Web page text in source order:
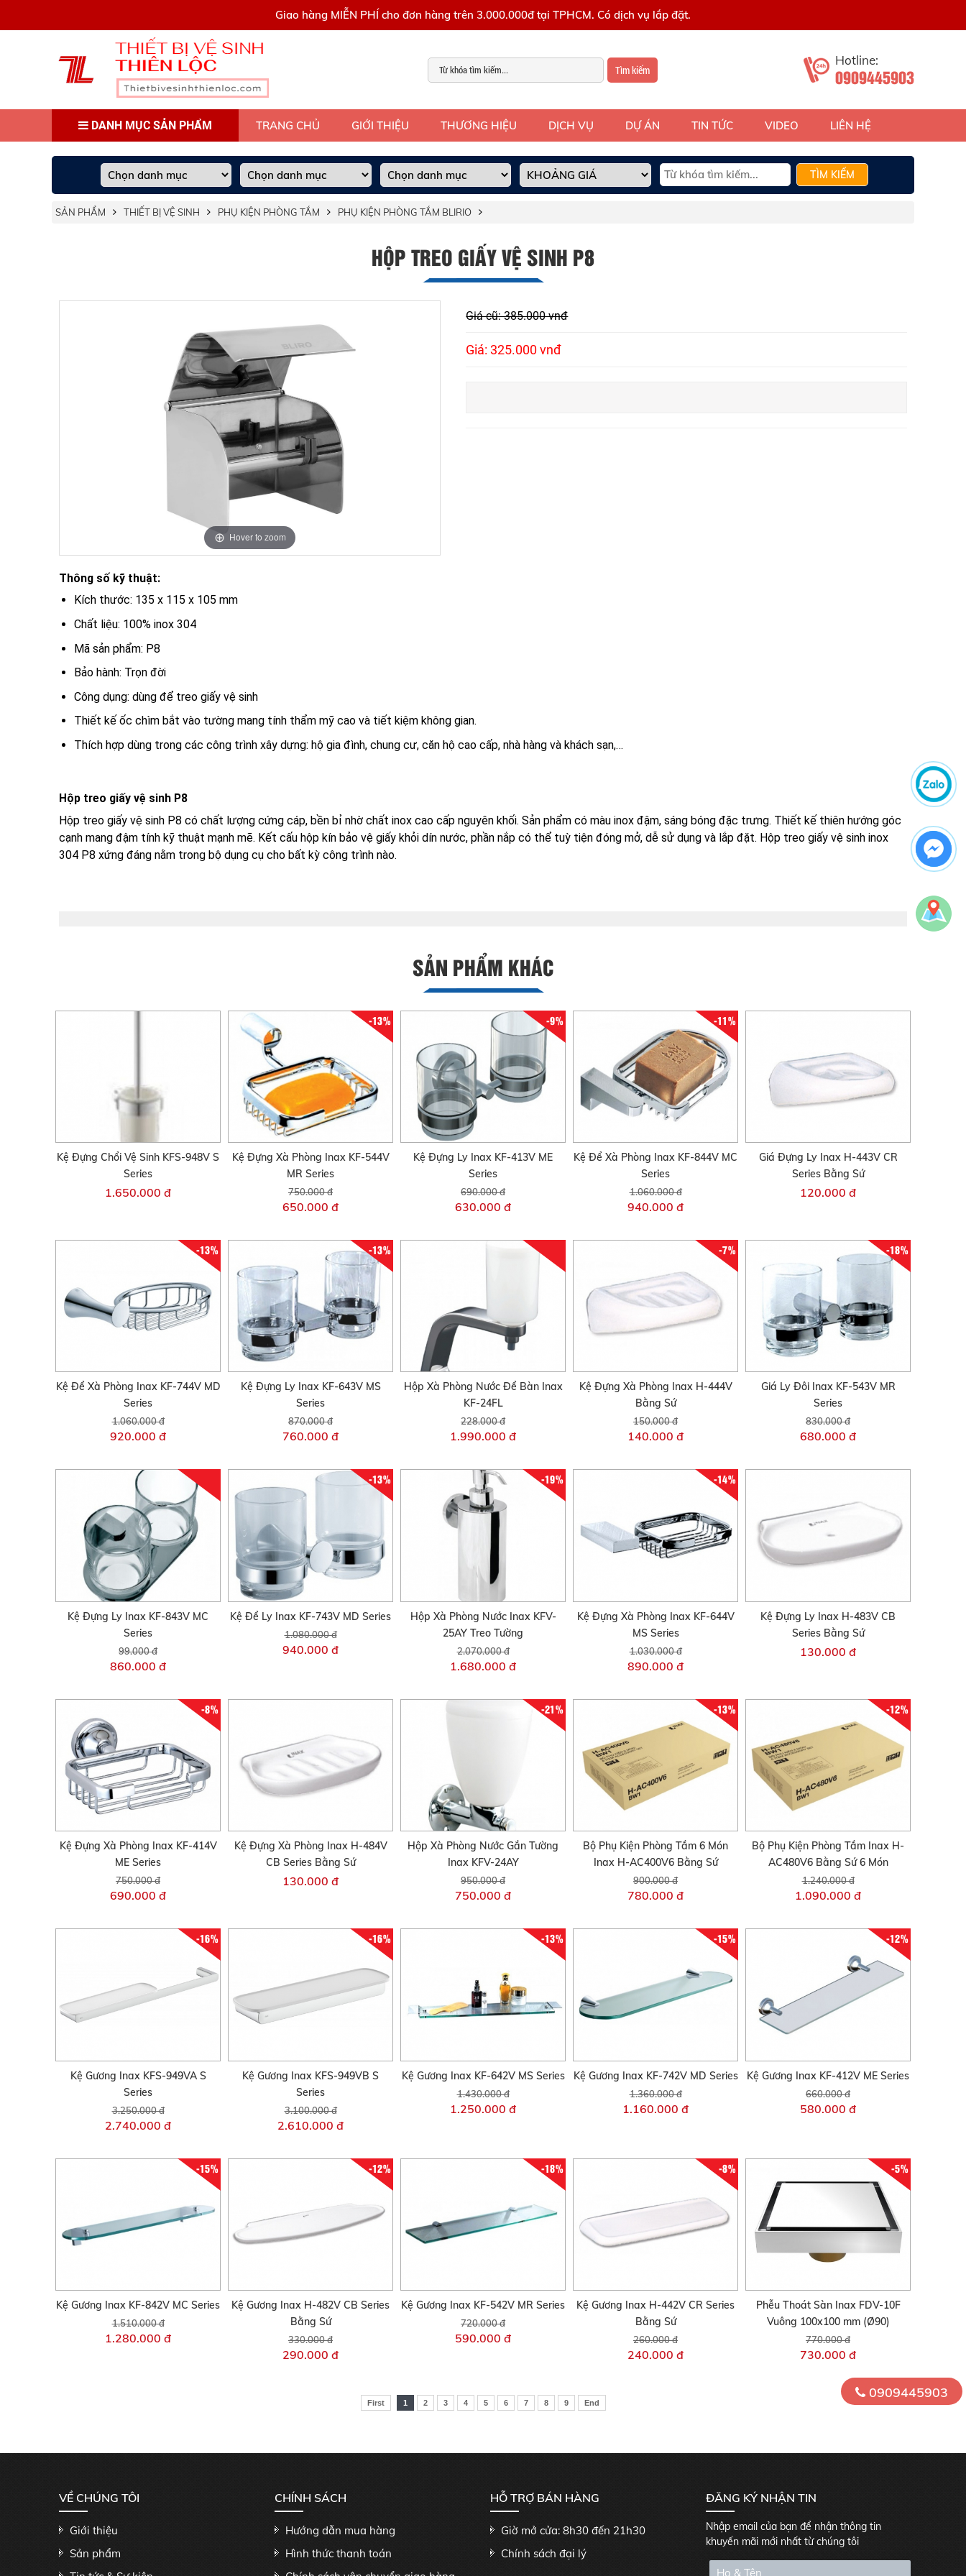
Giao hàng MIỄN PHÍ cho đơn hàng trên 3.000.000đ tại TPHCM. Có dịch vụ lắp đặt.
Tìm kiếm
Hotline:
0909445903
DANH MỤC SẢN PHẨM TRANG CHỦ GIỚI THIỆU THƯƠNG HIỆU DỊCH VỤ DỰ ÁN TIN TỨC VIDEO LIÊN HỆ
TÌM KIẾM
SẢN PHẨM THIẾT BỊ VỆ SINH PHỤ KIỆN PHÒNG TẮM PHỤ KIỆN PHÒNG TẮM BLIRIO
HỘP TREO GIẤY VỆ SINH P8
Hover to zoom
Giá cũ: 385.000 vnđ
Giá: 325.000 vnđ
Thông số kỹ thuật:
Kích thước: 135 x 115 x 105 mm
Chất liệu: 100% inox 304
Mã sản phẩm: P8
Bảo hành: Trọn đời
Công dụng: dùng để treo giấy vệ sinh
Thiết kế ốc chìm bắt vào tường mang tính thẩm mỹ cao và tiết kiệm không gian.
Thích hợp dùng trong các công trình xây dựng: hộ gia đình, chung cư, căn hộ cao cấp, nhà hàng và khách sạn,…
Hộp treo giấy vệ sinh P8
Hộp treo giấy vệ sinh P8 có chất lượng cứng cáp, bền bỉ nhờ chất inox cao cấp nguyên khối. Sản phẩm có màu inox đậm, sáng bóng đặc trưng. Thiết kế thiên hướng góc
cạnh mang đậm tính kỹ thuật mạnh mẽ. Kết cấu hộp kín bảo vệ giấy khỏi dín nước, phần nắp có thể tuỳ tiện đóng mở, dễ sử dụng và lắp đặt. Hộp treo giấy vệ sinh inox
304 P8 xứng đáng nằm trong bộ dụng cụ cho bất kỳ công trình nào.
SẢN PHẨM KHÁC
Kệ Đựng Chổi Vệ Sinh KFS-948V S
Series
1.650.000 đ
-13%
Kệ Đựng Xà Phòng Inax KF-544V
MR Series
750.000 đ
650.000 đ
-9%
Kệ Đựng Ly Inax KF-413V ME
Series
690.000 đ
630.000 đ
-11%
Kệ Để Xà Phòng Inax KF-844V MC
Series
1.060.000 đ
940.000 đ
Giá Đựng Ly Inax H-443V CR
Series Bằng Sứ
120.000 đ
-13%
Kệ Để Xà Phòng Inax KF-744V MD
Series
1.060.000 đ
920.000 đ
-13%
Kệ Đựng Ly Inax KF-643V MS
Series
870.000 đ
760.000 đ
Hộp Xà Phòng Nước Để Bàn Inax
KF-24FL
228.000 đ
1.990.000 đ
-7%
Kệ Đựng Xà Phòng Inax H-444V
Bằng Sứ
150.000 đ
140.000 đ
-18%
Giá Ly Đôi Inax KF-543V MR
Series
830.000 đ
680.000 đ
Kệ Đựng Ly Inax KF-843V MC
Series
99.000 đ
860.000 đ
-13%
Kệ Để Ly Inax KF-743V MD Series
1.080.000 đ
940.000 đ
-19%
Hộp Xà Phòng Nước Inax KFV-
25AY Treo Tường
2.070.000 đ
1.680.000 đ
-14%
Kệ Đựng Xà Phòng Inax KF-644V
MS Series
1.030.000 đ
890.000 đ
Kệ Đựng Ly Inax H-483V CB
Series Bằng Sứ
130.000 đ
-8%
Kệ Đựng Xà Phòng Inax KF-414V
ME Series
750.000 đ
690.000 đ
Kệ Đựng Xà Phòng Inax H-484V
CB Series Bằng Sứ
130.000 đ
-21%
Hộp Xà Phòng Nước Gắn Tường
Inax KFV-24AY
950.000 đ
750.000 đ
-13%
Bộ Phụ Kiện Phòng Tắm 6 Món
Inax H-AC400V6 Bằng Sứ
900.000 đ
780.000 đ
-12%
Bộ Phụ Kiện Phòng Tắm Inax H-
AC480V6 Bằng Sứ 6 Món
1.240.000 đ
1.090.000 đ
-16%
Kệ Gương Inax KFS-949VA S
Series
3.250.000 đ
2.740.000 đ
-16%
Kệ Gương Inax KFS-949VB S
Series
3.100.000 đ
2.610.000 đ
-13%
Kệ Gương Inax KF-642V MS Series
1.430.000 đ
1.250.000 đ
-15%
Kệ Gương Inax KF-742V MD Series
1.360.000 đ
1.160.000 đ
-12%
Kệ Gương Inax KF-412V ME Series
660.000 đ
580.000 đ
-15%
Kệ Gương Inax KF-842V MC Series
1.510.000 đ
1.280.000 đ
-12%
Kệ Gương Inax H-482V CB Series
Bằng Sứ
330.000 đ
290.000 đ
-18%
Kệ Gương Inax KF-542V MR Series
720.000 đ
590.000 đ
-8%
Kệ Gương Inax H-442V CR Series
Bằng Sứ
260.000 đ
240.000 đ
-5%
Phễu Thoát Sàn Inax FDV-10F
Vuông 100x100 mm (Ø90)
770.000 đ
730.000 đ
First 1 2 3 4 5 6 7 8 9 End
VỀ CHÚNG TÔI
Giới thiệu
Sản phẩm
CHÍNH SÁCH
Hướng dẫn mua hàng
Hình thức thanh toán
HỖ TRỢ BÁN HÀNG
Giờ mở cửa: 8h30 đến 21h30
Chính sách đại lý
ĐĂNG KÝ NHẬN TIN
Nhập email của bạn để nhận thông tin
khuyến mãi mới nhất từ chúng tôi
0909445903